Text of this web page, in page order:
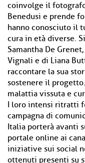
coinvolge il
Benedusi e prende
hanno conosciuto il
cura in età diverse.
Samantha De
Vignali e di Liana
raccontare la sua
sostenere il
malattia vissuta e
I loro intensi ritratti
campagna di
Italia porterà avanti
portale online ai
iniziative sui social
ottenuti presenti su